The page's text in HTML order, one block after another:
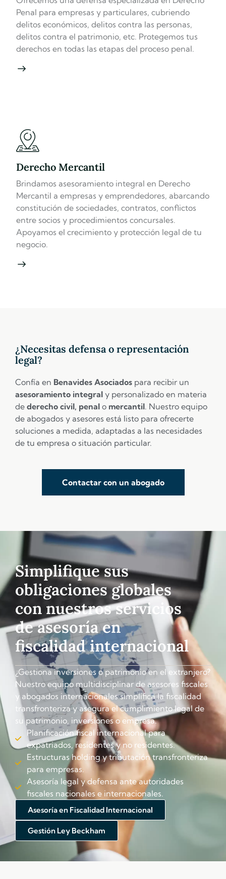
Penal para empresas y particulares, cubriendo
delitos económicos, delitos contra las personas,
delitos contra el patrimonio, etc. Protegemos tus
derechos en todas las etapas del proceso penal.
Derecho Mercantil
Brindamos asesoramiento integral en Derecho
Mercantil a empresas y emprendedores, abarcando
constitución de sociedades, contratos, conflictos
entre socios y procedimientos concursales.
Apoyamos el crecimiento y protección legal de tu
negocio.
¿Necesitas defensa o representación
legal?
Confía en Benavides Asociados para recibir un
asesoramiento integral y personalizado en materia
de derecho civil, penal o mercantil. Nuestro equipo
de abogados y asesores está listo para ofrecerte
soluciones a medida, adaptadas a las necesidades
de tu empresa o situación particular.
Contactar con un abogado
Simplifique sus
obligaciones globales
con nuestros servicios
de asesoría en
fiscalidad internacional
¿Gestiona inversiones o patrimonio en el extranjero?
Nuestro equipo multidisciplinar de asesores fiscales
y abogados internacionales simplifica la fiscalidad
transfronteriza y asegura el cumplimiento legal de
su patrimonio, inversiones o empresa.
Planificación fiscal internacional para
expatriados, residentes y no residentes.
Estructuras holding y tributación transfronteriza
para empresas.
Asesoría legal y defensa ante autoridades
fiscales nacionales e internacionales.
Asesoría en Fiscalidad Internacional
Gestión Ley Beckham